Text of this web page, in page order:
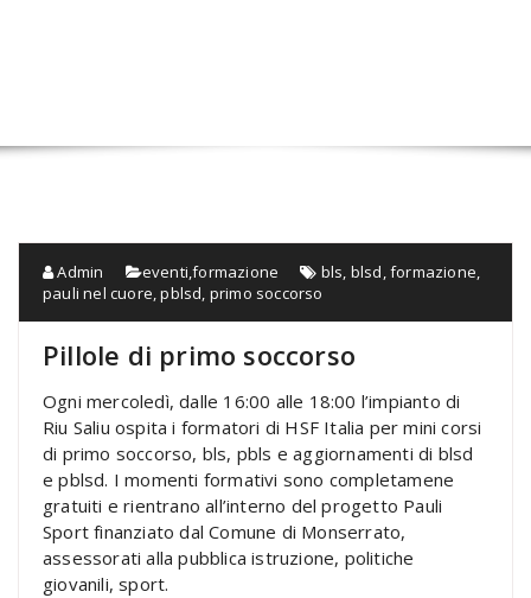
Admin eventi,formazione bls, blsd,formazione,
pauli nel cuore,pblsd, primo soccorso
Pillole di primo soccorso
Ogni mercoledì, dalle 16:00 alle 18:00 l’impianto di
Riu Saliu ospita i formatori di HSF Italia per mini corsi
di primo soccorso, bls, pbls e aggiornamenti di blsd
e pblsd. I momenti formativi sono completamene
gratuiti e rientrano all’interno del progetto Pauli
Sport finanziato dal Comune di Monserrato,
assessorati alla pubblica istruzione, politiche
giovanili, sport.